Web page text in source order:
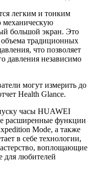
легким и тонким
механическую
большой экран. Это
традиционных
что позволяет
давления независимо
могут измерить до
Health Glance.
часы HUAWEI
расширенные функции
Mode, а также
в себе технологии,
воплощающие
для любителей